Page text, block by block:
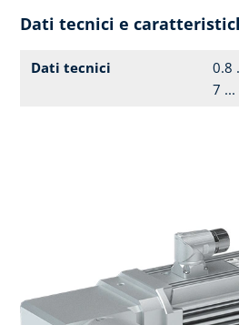
Dati tecnici e
Dati tecnici
0.8
7